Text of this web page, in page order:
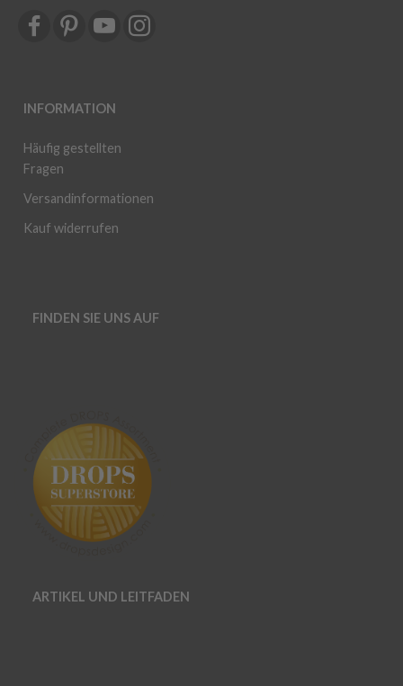
INFORMATION
Häufig gestellten
Fragen
Versandinformationen
Kauf widerrufen
FINDEN SIE UNS AUF
ARTIKEL UND LEITFADEN